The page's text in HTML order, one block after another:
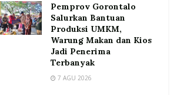
Pemprov Gorontalo
Salurkan Bantuan
Produksi UMKM,
Warung Makan dan Kios
Jadi Penerima
Terbanyak
7 AGU 2026